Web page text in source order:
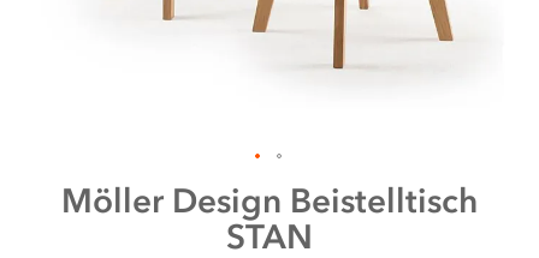
AnfangMöller Design Beistelltisch
STAN